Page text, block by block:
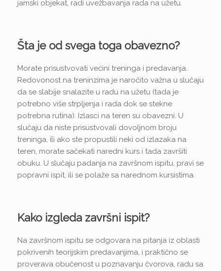
jamski objekat, radi uvežbavanja rada na užetu.
Šta je od svega toga obavezno?
Morate prisustvovati većini treninga i predavanja.
Redovonost na treninzima je naročito važna u slučaju
da se slabije snalazite u radu na užetu (tada je
potrebno više strpljenja i rada dok se stekne
potrebna rutina). Izlasci na teren su obavezni. U
slučaju da niste prisustvovali dovoljnom broju
treninga, ili ako ste propustili neki od izlazaka na
teren, morate sačekati naredni kurs i tada završiti
obuku. U slučaju padanja na završnom ispitu, pravi se
popravni ispit, ili se polaže sa narednom kursistima.
Kako izgleda završni ispit?
Na završnom ispitu se odgovara na pitanja iz oblasti
pokrivenih teorijskim predavanjima, i praktično se
proverava obučenost u poznavanju čvorova, radu sa